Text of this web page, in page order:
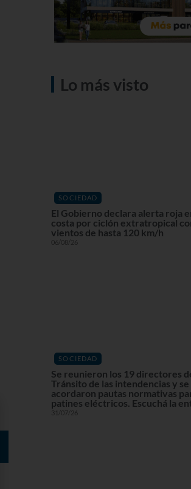
Lo más visto
SOCIEDAD
El Gobierno declara alerta roja
costa por ciclón extratropical
vientos de hasta 120 km/h
06/08/26
SOCIEDAD
Se reunieron los 19 directores
Tránsito de las intendencias y se
acordaron pautas normativas
patines eléctricos. Escuchá la
31/07/26